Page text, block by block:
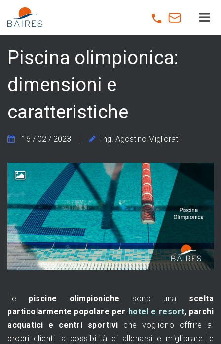
main
Piscina olimpionica:
dimensioni e
caratteristiche
16 / 02 / 2023 Ing. Agostino Migliorati
Le piscine olimpioniche sono una scelta
particolarmente popolare per hotel e resort, parchi
acquatici e centri sportivi che vogliono offrire ai
propri clienti la possibilità di allenarsi e migliorare le